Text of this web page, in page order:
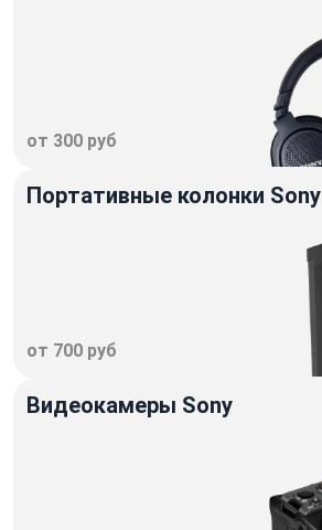
от 300 руб
Портативные колонки Sony
от 700 руб
Видеокамеры Sony